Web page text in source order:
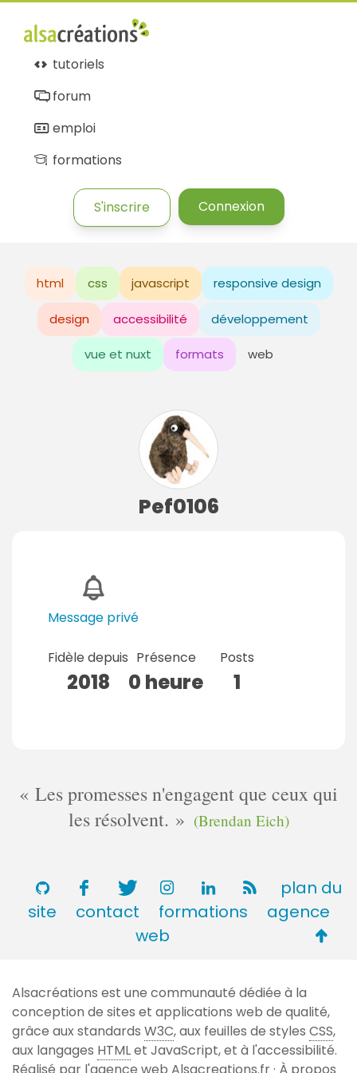
tutoriels
forum
emploi
formations
S'inscrire Connexion
html css javascript responsive design
design accessibilité développement
vue et nuxt formats web
Pef0106
Message privé
Fidèle depuis
2018
Présence
0 heure
Posts
1
Les promesses n'engagent que ceux qui
les résolvent.
(Brendan Eich)
plan du
site
contact formations
agence
web
de
page
Alsacréations est une communauté dédiée à la
conception de sites et applications web de qualité,
grâce aux standards W3C, aux feuilles de styles CSS,
aux langages HTMLet JavaScript, et à l'accessibilité.